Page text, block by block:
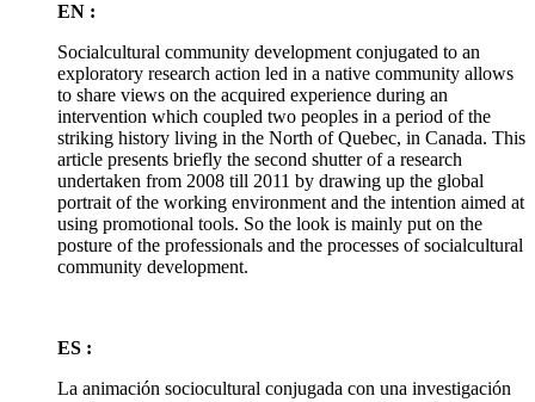
EN :
Socialcultural community development conjugated to an
exploratory research action led in a native community allows
to share views on the acquired experience during an
intervention which coupled two peoples in a period of the
striking history living in the North of Quebec, in Canada. This
article presents briefly the second shutter of a research
undertaken from 2008 till 2011 by drawing up the global
portrait of the working environment and the intention aimed at
using promotional tools. So the look is mainly put on the
posture of the professionals and the processes of socialcultural
community development.
ES :
La animación sociocultural conjugada con una investigación